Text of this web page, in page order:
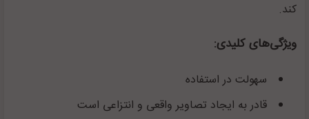
کند.
ویژگی‌های کلیدی:
سهولت در استفاده
قادر به ایجاد تصاویر واقعی و انتزاعی است